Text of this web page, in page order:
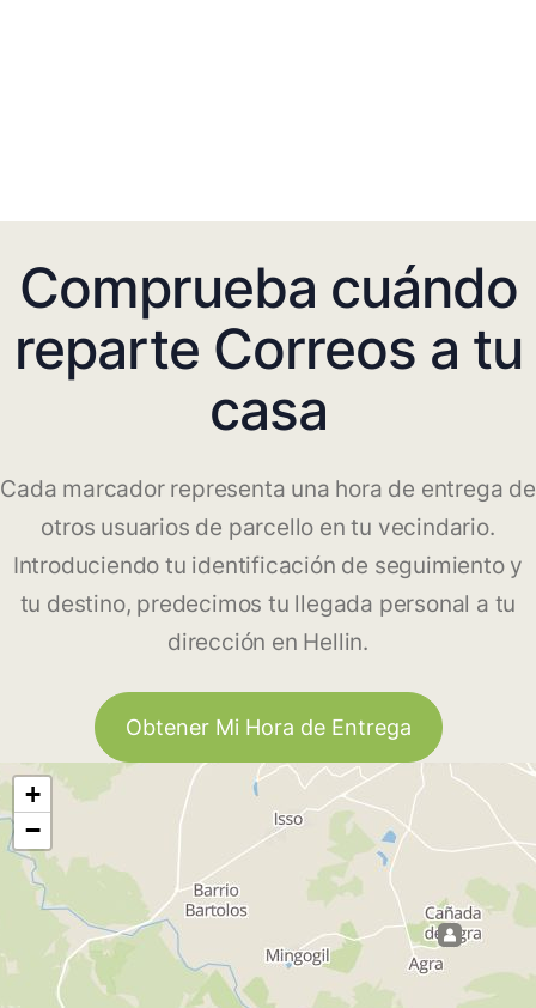
Comprueba cuándo
reparte Correos a tu
casa
Cada marcador representa una hora de entrega de
otros usuarios de parcello en tu vecindario.
Introduciendo tu identificación de seguimiento y
tu destino, predecimos tu llegada personal a tu
dirección en Hellin.
Obtener Mi Hora de Entrega
+
−